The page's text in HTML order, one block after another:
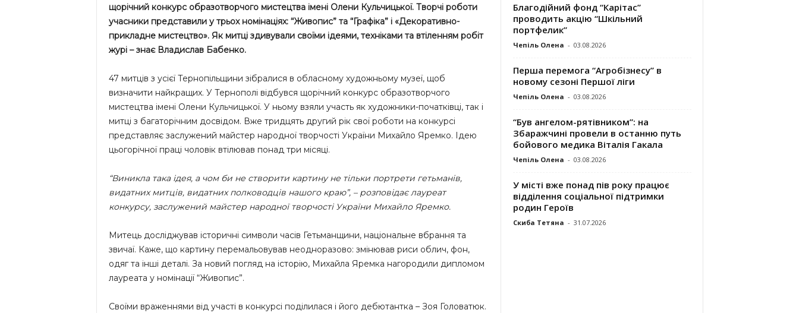
щорічний конкурс образотворчого мистецтва імені Олени Кульчицької. Творчі роботи
учасники представили у трьох номінаціях: “Живопис” та “Графіка” і «Декоративно-
прикладне мистецтво». Як митці здивували своїми ідеями, техніками та втіленням робіт
журі – знає Владислав Бабенко.
47 митців з усієї Тернопільщини зібралися в обласному художньому музеї, щоб
визначити найкращих. У Тернополі відбувся щорічний конкурс образотворчого
мистецтва імені Олени Кульчицької. У ньому взяли участь як художники-початківці, так і
митці з багаторічним досвідом. Вже тридцять другий рік свої роботи на конкурсі
представляє заслужений майстер народної творчості України Михайло Яремко. Ідею
цьогорічної праці чоловік втілював понад три місяці.
“Виникла така ідея, а чом би не створити картину не тільки портрети гетьманів,
видатних митців, видатних полководців нашого краю”, – розповідає лауреат
конкурсу, заслужений майстер народної творчості України Михайло Яремко.
Митець досліджував історичні символи часів Гетьманщини, національне вбрання та
звичаї. Каже, що картину перемальовував неодноразово: змінював риси облич, фон,
одяг та інші деталі. За новий погляд на історію, Михайла Яремка нагородили дипломом
лауреата у номінації “Живопис”.
Своїми враженнями від участі в конкурсі поділилася і його дебютантка – Зоя Головатюк.
Благодійний фонд “Карітас”
проводить акцію “Шкільний
портфелик”
Чепіль Олена - 03.08.2026
Перша перемога “Агробізнесу” в
новому сезоні Першої ліги
Чепіль Олена - 03.08.2026
“Був ангелом-рятівником”: на
Збаражчині провели в останню путь
бойового медика Віталія Гакала
Чепіль Олена - 03.08.2026
У місті вже понад пів року працює
відділення соціальної підтримки
родин Героїв
Скиба Тетяна - 31.07.2026